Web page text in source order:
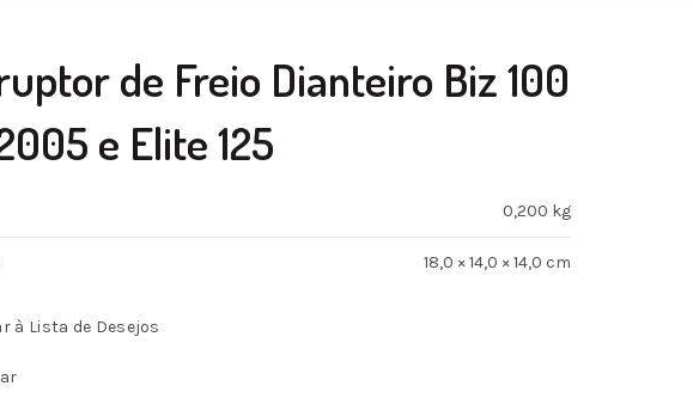
de Freio Dianteiro Biz 100
e Elite 125
0,200 kg
18,0 × 14,0 × 14,0 cm
à Lista de Desejos